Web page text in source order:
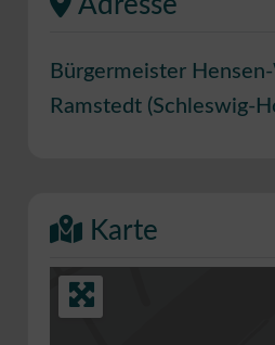
Bürgermeister
Ramstedt (Schleswig-
Karte